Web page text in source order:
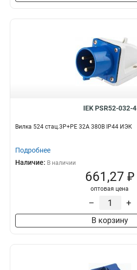
IEK PSR52-032-4
Вилка 524 стац.3Р+РЕ 32А 380В IP44 ИЭК
Подробнее
Наличие: В наличии
661,27 ₽
оптовая цена
– +
В корзину